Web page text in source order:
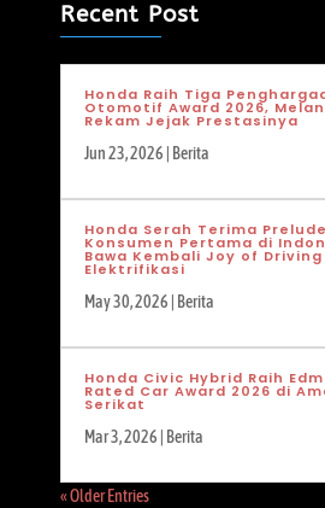
Recent Post
Honda Raih Tiga
Otomotif Award 2026,
Rekam Jejak Prestasinya
Jun 23, 2026
Berita
Honda Serah Terima
Konsumen Pertama di
Bawa Kembali Joy of Driving
Elektrifikasi
May 30, 2026
Berita
Honda Civic Hybrid Raih
Rated Car Award 2026 di
Serikat
Mar 3, 2026
Berita
« Older Entries